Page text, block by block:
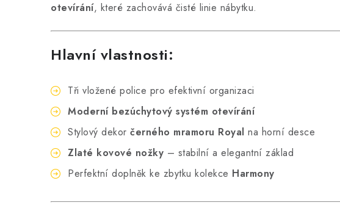
otevírání, které zachovává čisté linie nábytku.
Hlavní vlastnosti:
Tři vložené police pro efektivní organizaci
Moderní bezúchytový systém otevírání
Stylový dekor černého mramoru Royal na horní desce
Zlaté kovové nožky – stabilní a elegantní základ
Perfektní doplněk ke zbytku kolekce Harmony